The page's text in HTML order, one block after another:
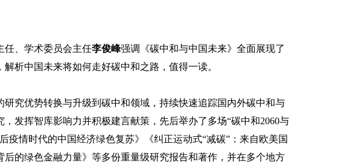
任、学术委员会主任李俊峰强调《碳中和与中国未来》全面展现了
析中国未来将如何走好碳中和之路，值得一读。
究优势转换与升级到碳中和领域，持续快速追踪国内外碳中和与
发挥智库影响力并积极建言献策，先后举办了多场“碳中和2060与
疫情时代的中国经济绿色复苏》《纠正运动式“减碳”：来自欧美国
的绿色金融力量》等多份重量级研究报告和著作，并在多个地方